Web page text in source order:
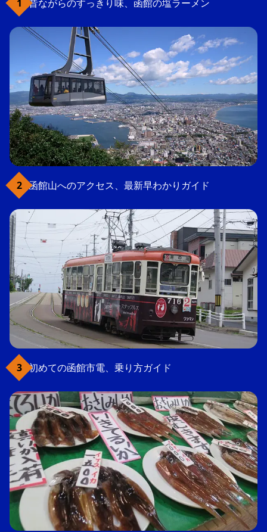
昔ながらのすっきり味、函館の塩ラーメン
函館山へのアクセス、最新早わかりガイド
初めての函館市電、乗り方ガイド